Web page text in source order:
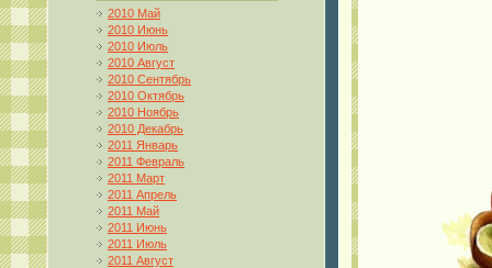
2010 Май
2010 Июнь
2010 Июль
2010 Август
2010 Сентябрь
2010 Октябрь
2010 Ноябрь
2010 Декабрь
2011 Январь
2011 Февраль
2011 Март
2011 Апрель
2011 Май
2011 Июнь
2011 Июль
2011 Август